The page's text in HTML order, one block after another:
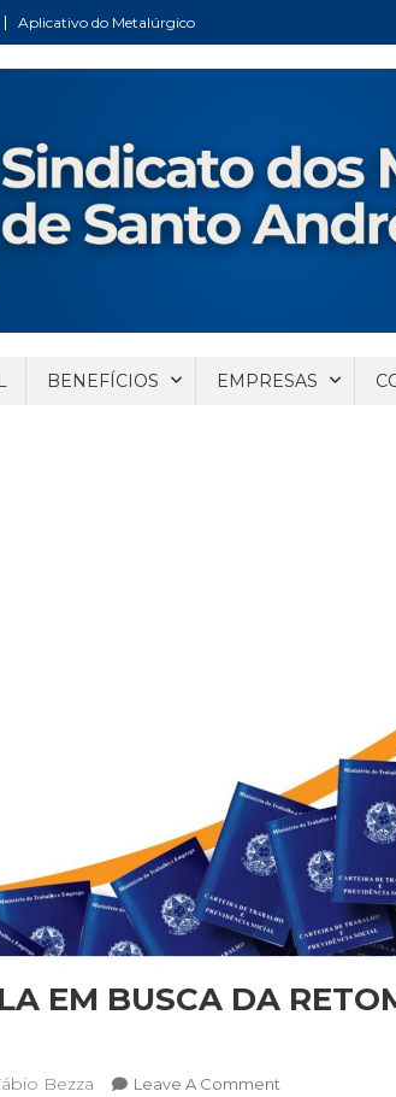
Aplicativo do Metalúrgico
e Mauá
André e Mauá
BENEFÍCIOS EMPRESAS
EM BUSCA DA
Bezza Leave A CommentOn